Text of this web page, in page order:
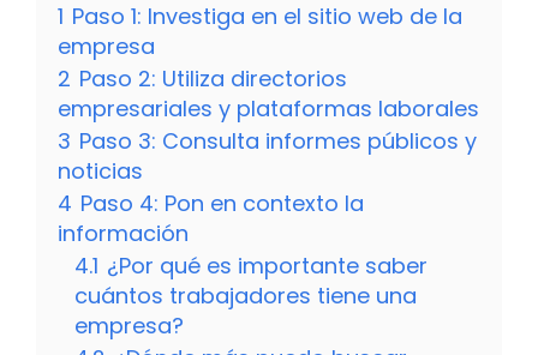
1 Paso 1: Investiga en el sitio web de la
empresa
2 Paso 2: Utiliza directorios
empresariales y plataformas laborales
3 Paso 3: Consulta informes públicos y
noticias
4 Paso 4: Pon en contexto la
información
4.1 ¿Por qué es importante saber
cuántos trabajadores tiene una
empresa?